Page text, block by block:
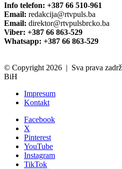
Info telefon: +387 66 510-961
Email: redakcija@rtvpuls.ba
Email: direktor@rtvpulsbrcko.ba
Viber: +387 66 863-529
Whatsapp: +387 66 863-529
© Copyright 2026 | Sva prava
BiH
Impresum
Kontakt
Facebook
X
Pinterest
YouTube
Instagram
TikTok